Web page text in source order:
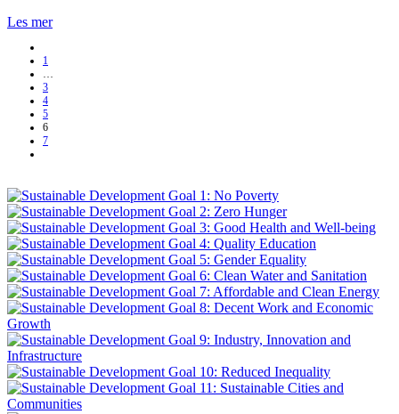
Les mer
1
3
4
5
6
7